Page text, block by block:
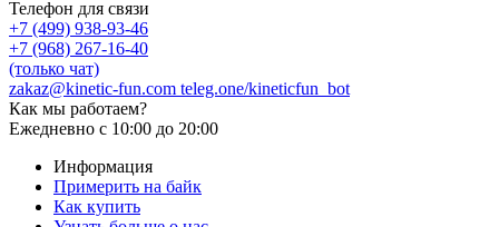
Телефон для связи
+7 (499) 938-93-46
+7 (968) 267-16-40
(только чат)
zakaz@kinetic-fun.com teleg.one/kineticfun_bot
Как мы работаем?
Ежедневно с 10:00 до 20:00
Информация
Примерить на байк
Как купить